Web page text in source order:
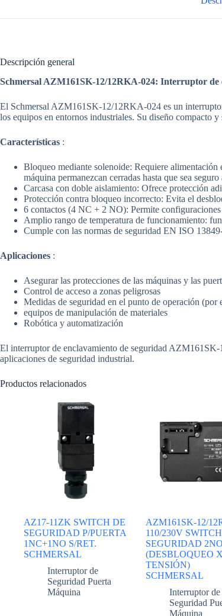
Descripción general
Schmersal AZM161SK-12/12RKA-024: Interruptor de
El Schmersal AZM161SK-12/12RKA-024 es un
los equipos en entornos industriales. Su diseño compacto
Características :
Bloqueo mediante solenoide: Requiere alimentación
máquina permanezcan cerradas hasta que sea seguro
Carcasa con doble aislamiento: Ofrece protección
Protección contra bloqueo incorrecto: Evita el
6 contactos (4 NC + 2 NO): Permite
Amplio rango de temperatura de funcionamiento:
Cumple con las normas de seguridad EN ISO
Aplicaciones :
Asegurar las protecciones de las máquinas y las
Control de acceso a zonas peligrosas
Medidas de seguridad en el punto de operación
equipos de manipulación de materiales
Robótica y automatización
El interruptor de enclavamiento de seguridad
aplicaciones de seguridad industrial.
Productos relacionados
AZ17-11ZK SWITCH DE
SEGURIDAD P/PUERTA
1NC+1NO S/RET.
SCHMERSAL
Interruptor de
Seguridad Puerta
Máquina
AZM161SK-12/
110/230V
SEGURIDAD
(DESBLOQUEO X
TENSIÓN)
SCHMERSAL
Interruptor de
Seguridad
Máquina